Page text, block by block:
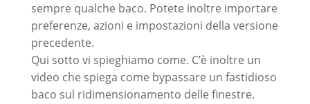
sempre qualche baco. Potete inoltre importare
preferenze, azioni e impostazioni della versione
precedente.
Qui sotto vi spieghiamo come. C’è inoltre un
video che spiega come bypassare un fastidioso
baco sul ridimensionamento delle finestre.